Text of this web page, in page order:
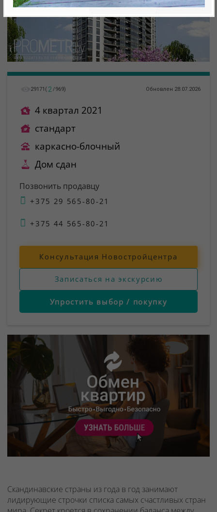
29171 ( 2 /969) Обновлен 28.07.2026
4 квартал 2021
стандарт
каркасно-блочный
Дом сдан
Позвонить продавцу
+375 29 565-80-21
+375 44 565-80-21
Консультация Новостройцентра
Записаться на экскурсию
Упростить выбор / покупку
Скандинавские страны из года в год занимают
лидирующие строчки списка самых счастливых стран